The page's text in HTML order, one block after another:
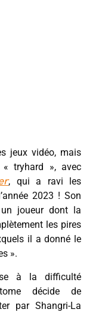
jeux vidéo, mais
tryhard », avec
, qui a ravi les
2023 ! Son
joueur dont la
les pires
il a donné le
».
à la difficulté
décide de
par Shangri-La